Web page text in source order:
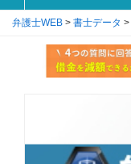
弁護士WEB > 書士データ >